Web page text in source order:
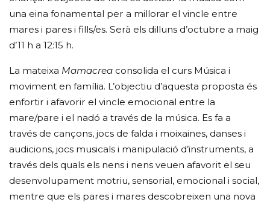
una eina fonamental per a millorar el vincle entre
mares i pares i fills/es. Serà els dilluns d’octubre a maig
d’11 h a 12:15 h.
La mateixa Mamacrea consolida el curs Música i
moviment en família. L’objectiu d’aquesta proposta és
enfortir i afavorir el vincle emocional entre la
mare/pare i el nadó a través de la música. Es fa a
través de cançons, jocs de falda i moixaines, danses i
audicions, jocs musicals i manipulació d’instruments, a
través dels quals els nens i nens veuen afavorit el seu
desenvolupament motriu, sensorial, emocional i social,
mentre que els pares i mares descobreixen una nova